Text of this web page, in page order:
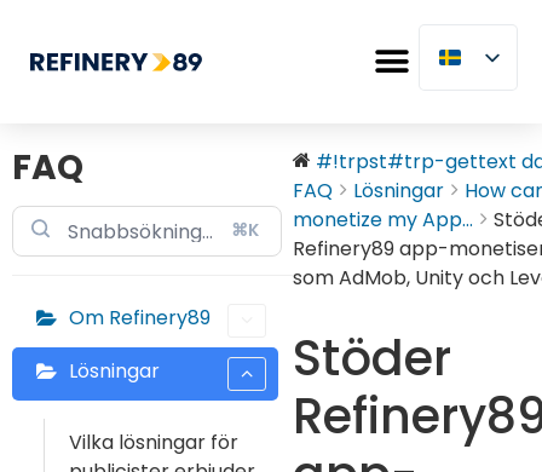
FAQ
⌘K
Om Refinery89
Lösningar
Vilka lösningar för
#!trpst#trp-gettext
FAQ
Lösningar
How
monetize my App...
Refinery89 app-
som AdMob, Unity och
Stöder